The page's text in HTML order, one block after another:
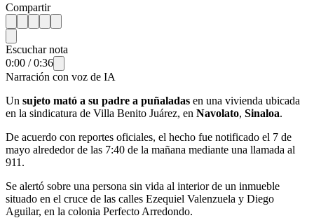
Compartir
Escuchar nota
0:00 /0:36
Narración con voz de IA
Un sujeto mató a su padre a puñaladas en una vivienda ubicada
en la sindicatura de Villa Benito Juárez, en Navolato, Sinaloa.
De acuerdo con reportes oficiales, el hecho fue notificado el 7 de
mayo alrededor de las 7:40 de la mañana mediante una llamada al
911.
Se alertó sobre una persona sin vida al interior de un inmueble
situado en el cruce de las calles Ezequiel Valenzuela y Diego
Aguilar, en la colonia Perfecto Arredondo.